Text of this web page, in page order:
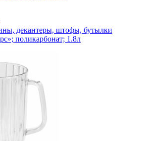
декантеры, штофы, бутылки
поликарбонат; 1.8л